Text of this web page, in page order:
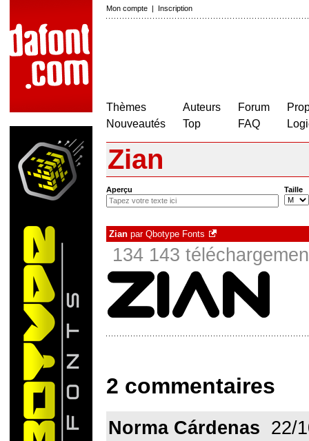
Mon compte | Inscription
Thèmes
Nouveautés
Auteurs
Top
Forum
FAQ
Zian
Aperçu Taille
Zian par Qbotype Fonts
134 143
2 commentaires
Norma Cárdenas 22/